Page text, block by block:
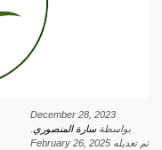
December 28, 2023
بواسطةسارة المنصوري
تم تعديله February 26, 2025